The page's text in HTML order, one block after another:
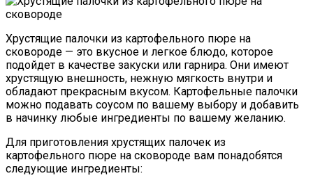
Хрустящие палочки из картофельного пюре на
сковороде — это вкусное и легкое блюдо, которое
подойдет в качестве закуски или гарнира. Они имеют
хрустящую внешность, нежную мягкость внутри и
обладают прекрасным вкусом. Картофельные палочки
можно подавать соусом по вашему выбору и добавить
в начинку любые ингредиенты по вашему желанию.
Для приготовления хрустящих палочек из
картофельного пюре на сковороде вам понадобятся
следующие ингредиенты: